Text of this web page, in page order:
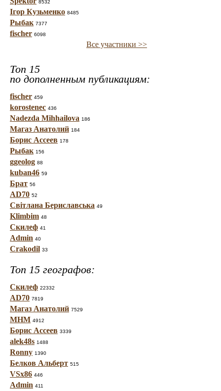
8532
Ігор Кузьменко 8485
Рыбак 7377
fischer 6098
Все участники >>
Топ 15
по дополненным публикациям:
fischer 459
korostenec 436
Nadezda Mihhailova 186
Магаз Анатолий 184
Борис Ассеев 178
Рыбак 156
ggeolog 88
kuban46 59
Брат 56
AD70 52
Світлана Бериславська 49
Klimbim 48
Скилеф 41
Admin 40
Crakodil 33
Топ 15 географов:
Скилеф 22332
AD70 7819
Магаз Анатолий 7529
МНМ 4912
Борис Ассеев 3339
alek48s 1488
Ronny 1390
Белков Альберт 515
VSx86 446
Admin 411